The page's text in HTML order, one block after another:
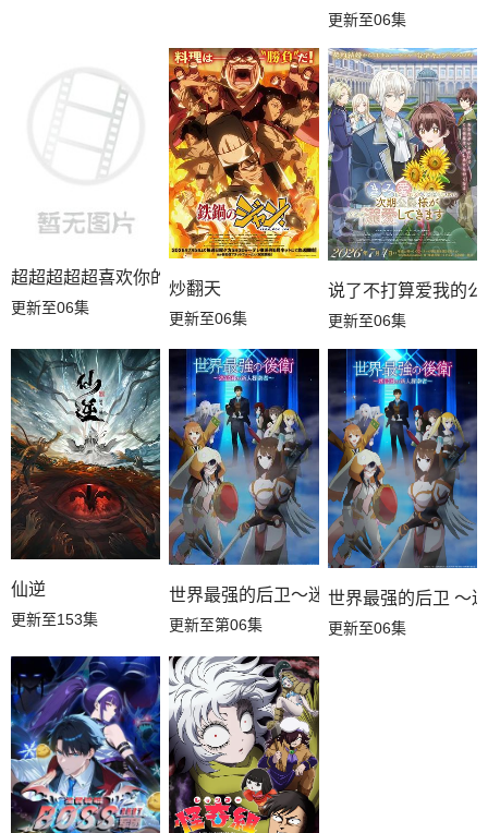
更新至06集
超超超超超喜欢你的100个女朋友第三季
更新至06集
炒翻天
更新至06集
说了不打算爱我的
更新至06集
仙逆
更新至153集
世界最强的后卫～迷宫国的新人探索者～
更新至第06集
世界最强的后卫 ～
更新至06集